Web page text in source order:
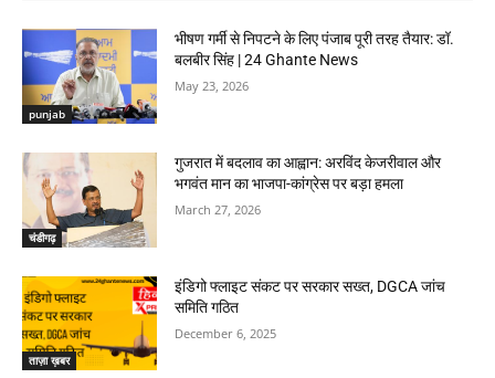
punjab
भीषण गर्मी से निपटने के लिए पंजाब पूरी तरह तैयार: डॉ.
बलबीर सिंह | 24 Ghante News
May 23, 2026
चंडीगढ़
गुजरात में बदलाव का आह्वान: अरविंद केजरीवाल और
भगवंत मान का भाजपा-कांग्रेस पर बड़ा हमला
March 27, 2026
ताज़ा ख़बर
इंडिगो फ्लाइट संकट पर सरकार सख्त, DGCA जांच
समिति गठित
December 6, 2025